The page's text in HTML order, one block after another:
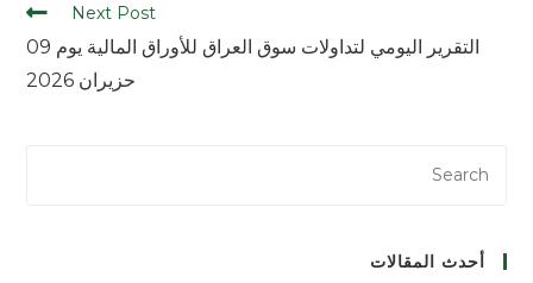
Next Post
التقرير اليومي لتداولات سوق العراق للأوراق المالية يوم 09
حزيران 2026
أحدث المقالات